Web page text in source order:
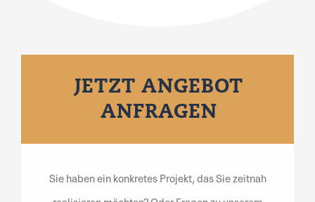
JETZT ANGEBOT
ANFRAGEN
Sie haben ein konkretes Projekt, das Sie zeitnah